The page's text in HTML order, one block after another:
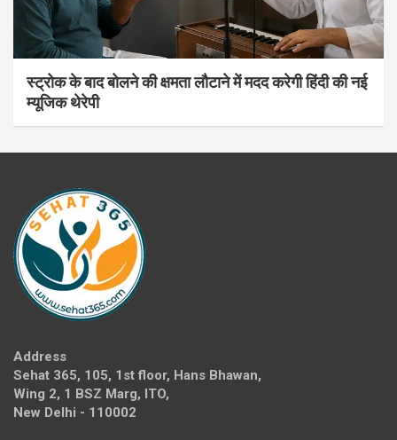
स्ट्रोक के बाद बोलने की क्षमता लौटाने में मदद करेगी हिंदी की नई
म्यूजिक थेरेपी
Address
Sehat 365, 105, 1st floor, Hans Bhawan,
Wing 2, 1 BSZ Marg, ITO,
New Delhi - 110002